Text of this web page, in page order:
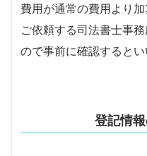
費用が通常の費用より
ご依頼する司法書士事
ので事前に確認するとい
登記情